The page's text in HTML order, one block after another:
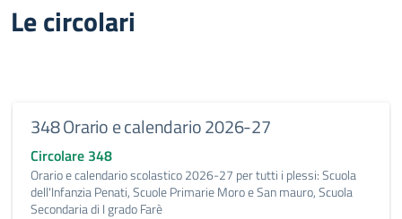
Le circolari
348 Orario e calendario 2026-27
Circolare 348
Orario e calendario scolastico 2026-27 per tutti i plessi: Scuola
dell'Infanzia Penati, Scuole Primarie Moro e San mauro, Scuola
Secondaria di I grado Farè